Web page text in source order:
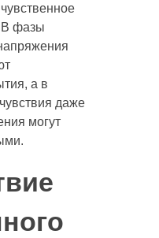
В фазы
а в
даже
могут